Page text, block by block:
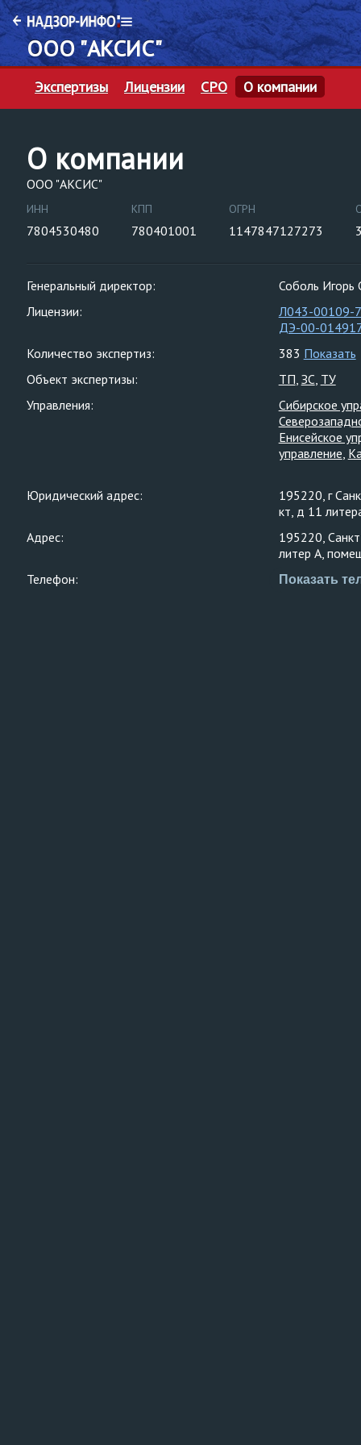
ООО "АКСИС"
Экспертизы Лицензии СРО О компании
О компании
ООО "АКСИС"
ИНН
7804530480
КПП
780401001
ОГРН
1147847127273
Генеральный директор:
Соболь Игорь
Лицензии:
Л043-00109-
ДЭ-00-
Количество экспертиз:
383 Показать
Объект экспертизы:
ТП ЗС ТУ
Управления:
Сибирское
Енисейское
управление
Юридический адрес:
195220, г
кт, д 11
Адрес:
195220,
литер А,
Телефон:
Показать